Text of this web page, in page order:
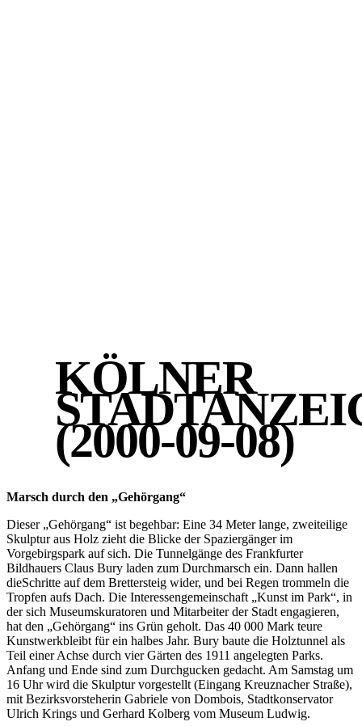
KÖLNER
(2000-09-08)
Marsch durch den „Gehörgang“
Dieser „Gehörgang“ ist begehbar: Eine 34 Meter lange, zweiteilige
Skulptur aus Holz zieht die Blicke der Spaziergänger im
Vorgebirgspark auf sich. Die Tunnelgänge des Frankfurter
Bildhauers Claus Bury laden zum Durchmarsch ein. Dann hallen
dieSchritte auf dem Brettersteig wider, und bei Regen trommeln die
Tropfen aufs Dach. Die Interessengemeinschaft „Kunst im Park“, in
der sich Museumskuratoren und Mitarbeiter der Stadt engagieren,
hat den „Gehörgang“ ins Grün geholt. Das 40 000 Mark teure
Kunstwerkbleibt für ein halbes Jahr. Bury baute die Holztunnel als
Teil einer Achse durch vier Gärten des 1911 angelegten Parks.
Anfang und Ende sind zum Durchgucken gedacht. Am Samstag um
16 Uhr wird die Skulptur vorgestellt (Eingang Kreuznacher Straße),
mit Bezirksvorsteherin Gabriele von Dombois, Stadtkonservator
Ulrich Krings und Gerhard Kolberg vom Museum Ludwig.